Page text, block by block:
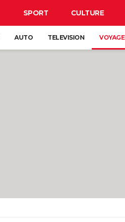
SPORT CULTURE
AUTO TELEVISION VOYAGE